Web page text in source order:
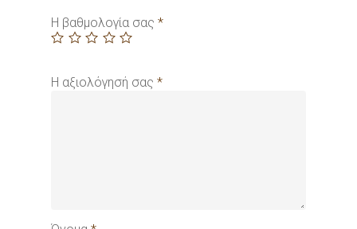
Η βαθμολογία σας *
Η αξιολόγησή σας *